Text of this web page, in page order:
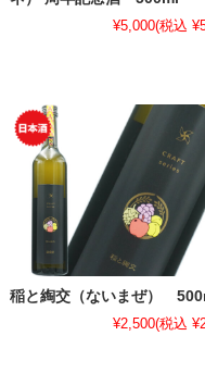
¥5,000(税込
稲と綯交（ないまぜ）
¥2,500(税込